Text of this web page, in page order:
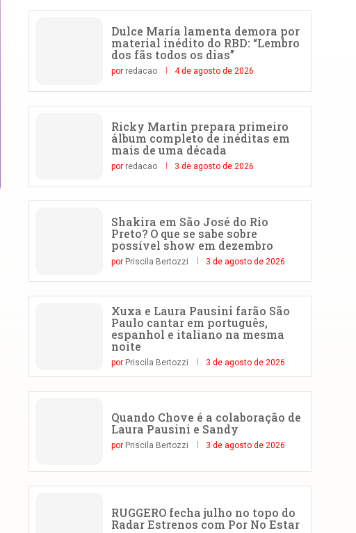
Dulce María lamenta demora por
material inédito do RBD: “Lembro
dos fãs todos os dias”
por redacao 4 de agosto de 2026
Ricky Martin prepara primeiro
álbum completo de inéditas em
mais de uma década
por redacao 3 de agosto de 2026
Shakira em São José do Rio
Preto? O que se sabe sobre
possível show em dezembro
por Priscila Bertozzi 3 de agosto de 2026
Xuxa e Laura Pausini farão São
Paulo cantar em português,
espanhol e italiano na mesma
noite
por Priscila Bertozzi 3 de agosto de 2026
Quando Chove é a colaboração de
Laura Pausini e Sandy
por Priscila Bertozzi 3 de agosto de 2026
RUGGERO fecha julho no topo do
Radar Estrenos com Por No Estar